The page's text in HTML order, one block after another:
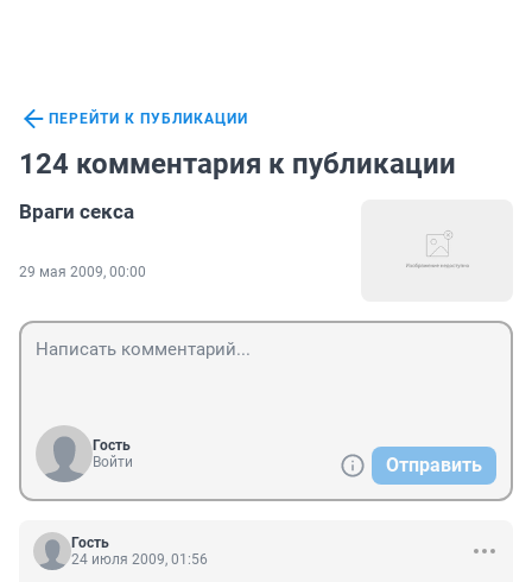
ПЕРЕЙТИ К ПУБЛИКАЦИИ
124 комментария к публикации
Враги секса
29 мая 2009, 00:00
Гость
Войти
Отправить
Гость
24 июля 2009, 01:56